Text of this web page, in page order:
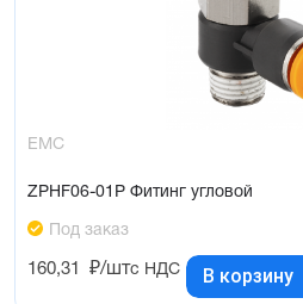
EMC
ZPHF06-01P Фитинг угловой
Под заказ
160,31 ₽/штс НДС В корзину